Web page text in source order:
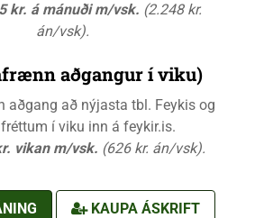
kr. á mánuði m/vsk. (2.248 kr.
án/vsk).
aðgangur í viku)
að nýjasta tbl. Feykis og
í viku inn á feykir.is.
vikan m/vsk. (626 kr. án/vsk).
KAUPA ÁSKRIFT